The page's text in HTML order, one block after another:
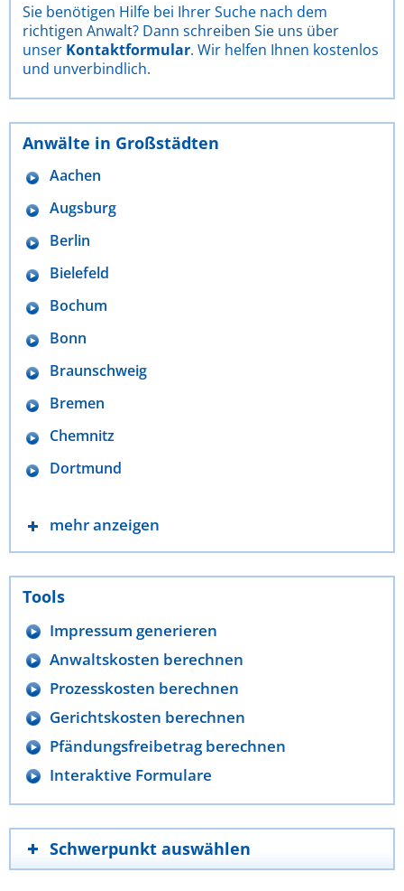
Sie benötigen Hilfe bei Ihrer Suche nach dem
richtigen Anwalt? Dann schreiben Sie uns über
unser Kontaktformular. Wir helfen Ihnen kostenlos
und unverbindlich.
Anwälte in Großstädten
Aachen
Augsburg
Berlin
Bielefeld
Bochum
Bonn
Braunschweig
Bremen
Chemnitz
Dortmund
mehr anzeigen
Tools
Impressum generieren
Anwaltskosten berechnen
Prozesskosten berechnen
Gerichtskosten berechnen
Pfändungsfreibetrag berechnen
Interaktive Formulare
Schwerpunkt auswählen